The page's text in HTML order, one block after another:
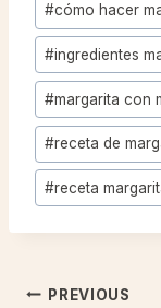
#cómo hacer
#ingredientes
#margarita con
#receta de
#receta
PREVIOUS